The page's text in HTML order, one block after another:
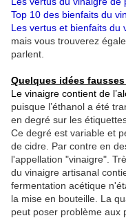
Top 10 des bienfaits du
Les vertus et bienfaits du
mais vous trouverez
parlent.
Quelques idées
Le vinaigre contient de
puisque l’éthanol a été
en degré sur les
Ce degré est variable et
de cidre. Par contre en
l'appellation "vinaigre".
du vinaigre artisanal
fermentation acétique
la mise en bouteille. La
peut poser problème aux